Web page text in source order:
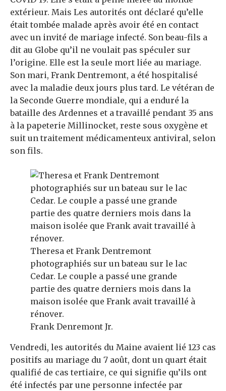
extérieur. Mais Les autorités ont déclaré qu’elle
était tombée malade après avoir été en contact
avec un invité de mariage infecté. Son beau-fils a
dit au Globe qu’il ne voulait pas spéculer sur
l’origine. Elle est la seule mort liée au mariage.
Son mari, Frank Dentremont, a été hospitalisé
avec la maladie deux jours plus tard. Le vétéran de
la Seconde Guerre mondiale, qui a enduré la
bataille des Ardennes et a travaillé pendant 35 ans
à la papeterie Millinocket, reste sous oxygène et
suit un traitement médicamenteux antiviral, selon
son fils.
Theresa et Frank Dentremont
photographiés sur un bateau sur le lac
Cedar. Le couple a passé une grande
partie des quatre derniers mois dans la
maison isolée que Frank avait travaillé à
rénover.
Frank Denremont Jr.
Vendredi, les autorités du Maine avaient lié 123 cas
positifs au mariage du 7 août, dont un quart était
qualifié de cas tertiaire, ce qui signifie qu’ils ont
été infectés par une personne infectée par